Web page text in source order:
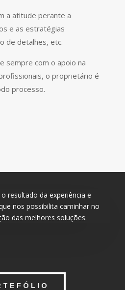
a atitude perante a
e as estratégias
de detalhes, etc.
sempre com o apoio na
o proprietário é
processo.
resultado da experiência e
nos possibilita caminhar no
das melhores soluções.